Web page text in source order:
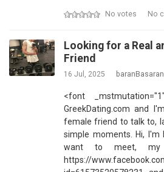
No votes No
Looking for a Real
Friend
16 Jul, 2025 baranBasaran
<font
GreekDating.com and
female friend to talk to,
simple moments. Hi,
want to meet, my
https://